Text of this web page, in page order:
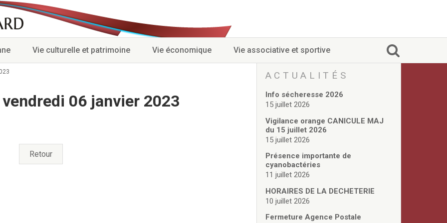
Vie culturelle et patrimoine Vie économique Vie associative et sportive
06 janvier 2023
Retour
ACTUALITÉS
Info sécheresse 2026
15 juillet 2026
Vigilance orange CANICULE MAJ
du 15 juillet 2026
15 juillet 2026
Présence importante de
cyanobactéries
11 juillet 2026
HORAIRES DE LA DECHETERIE
10 juillet 2026
Fermeture Agence Postale